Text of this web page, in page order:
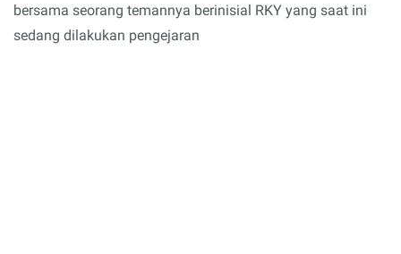
bersama seorang temannya berinisial RKY yang saat ini
sedang dilakukan pengejaran